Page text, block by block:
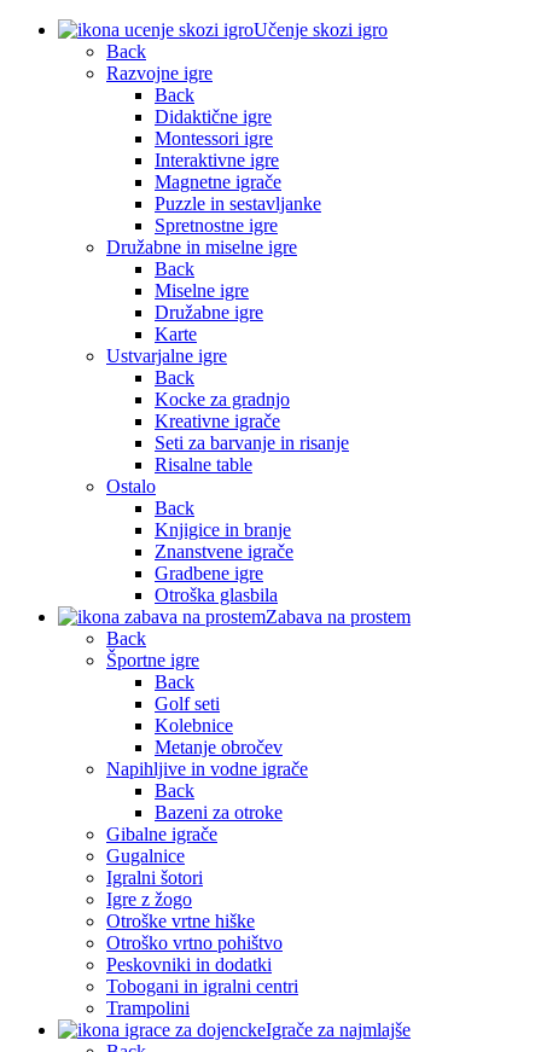
Učenje skozi igro
Back
Razvojne igre
Back
Didaktične igre
Montessori igre
Interaktivne igre
Magnetne igrače
Puzzle in sestavljanke
Spretnostne igre
Družabne in miselne igre
Back
Miselne igre
Družabne igre
Karte
Ustvarjalne igre
Back
Kocke za gradnjo
Kreativne igrače
Seti za barvanje in risanje
Risalne table
Ostalo
Back
Knjigice in branje
Znanstvene igrače
Gradbene igre
Otroška glasbila
Zabava na prostem
Back
Športne igre
Back
Golf seti
Kolebnice
Metanje obročev
Napihljive in vodne igrače
Back
Bazeni za otroke
Gibalne igrače
Gugalnice
Igralni šotori
Igre z žogo
Otroške vrtne hiške
Otroško vrtno pohištvo
Peskovniki in dodatki
Tobogani in igralni centri
Trampolini
Igrače za najmlajše